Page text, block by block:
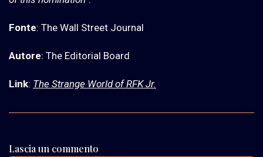
Fonte: The Wall Street Journal
Autore: The Editorial Board
Link: The Strange World of RFK Jr.
Lascia un commento